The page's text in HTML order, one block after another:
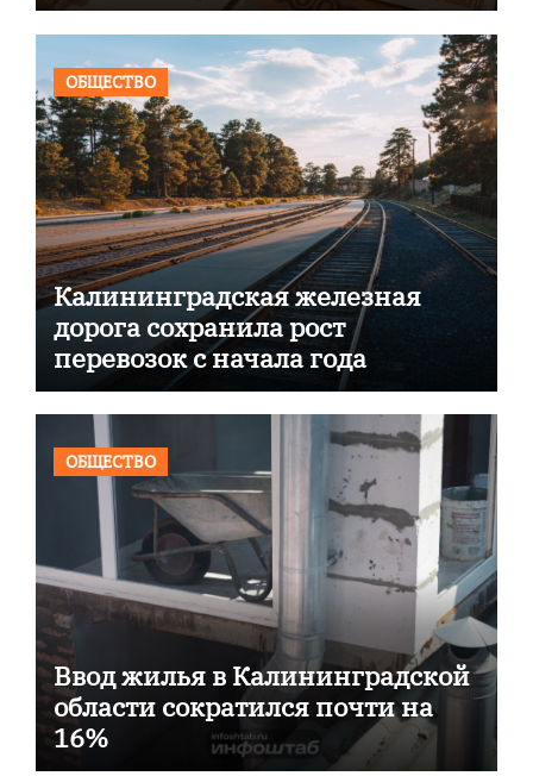
ОБЩЕСТВО
Калининградская железная
дорога сохранила рост
перевозок с начала года
ОБЩЕСТВО
Ввод жилья в Калининградской
области сократился почти на
16%